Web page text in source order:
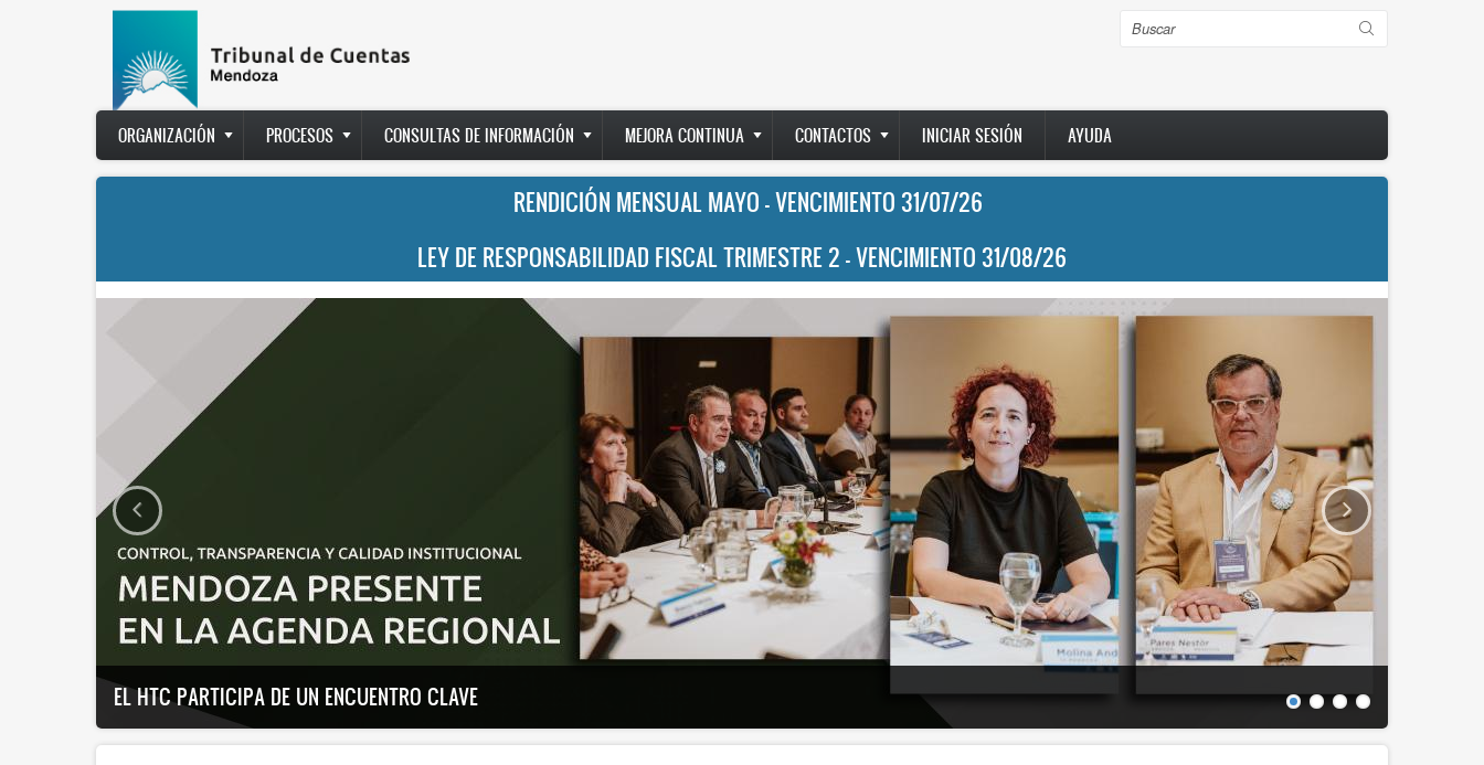
Buscar
Main
navigation
ORGANIZACIÓN PROCESOS CONSULTAS DE INFORMACIÓN MEJORA CONTINUA CONTACTOS INICIAR SESIÓN AYUDA
RENDICIÓN MENSUAL MAYO - VENCIMIENTO 31/07/26
LEY DE RESPONSABILIDAD FISCAL TRIMESTRE 2 - VENCIMIENTO 31/08/26
EL HTC PARTICIPA DE UN ENCUENTRO CLAVE